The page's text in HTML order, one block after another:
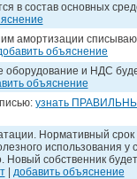
в состав основных
амортизации
объяснение
и НДС
объяснение
узнать
Нормативный срок
использования у
Новый собственник
| добавить объяснение